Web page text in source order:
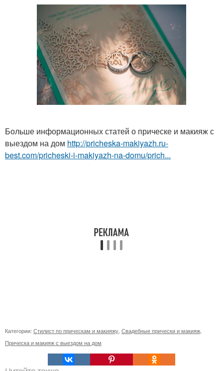
Больше информационных статей о прическе и макияж с
выездом на дом http://pricheska-makiyazh.ru-
best.com/pricheski-i-makiyazh-na-domu/prich...
Категории: Стилист по прическам и макияжу Свадебные прически и макияж
Прическа и макияж с выездом на дом